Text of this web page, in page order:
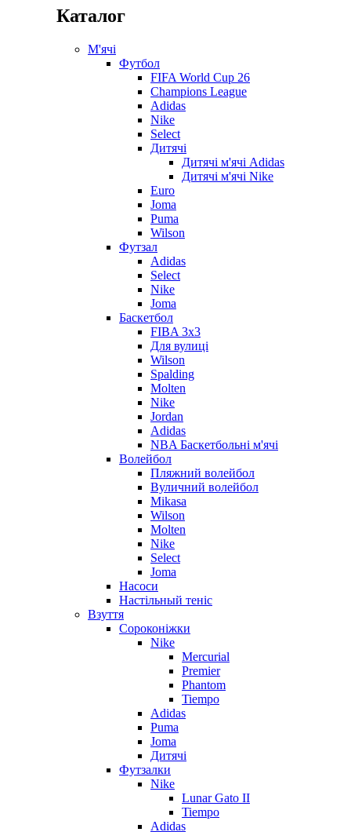
Каталог
М'ячі
Футбол
FIFA World Cup 26
Champions League
Adidas
Nike
Select
Дитячі
Дитячі м'ячі Adidas
Дитячі м'ячі Nike
Euro
Joma
Puma
Wilson
Футзал
Adidas
Select
Nike
Joma
Баскетбол
FIBA 3x3
Для вулиці
Wilson
Spalding
Molten
Nike
Jordan
Adidas
NBA Баскетбольні м'ячі
Волейбол
Пляжний волейбол
Вуличний волейбол
Mikasa
Wilson
Molten
Nike
Select
Joma
Насоси
Настільный теніс
Взуття
Сороконіжки
Nike
Mercurial
Premier
Phantom
Tiempo
Adidas
Puma
Joma
Дитячі
Футзалки
Nike
Lunar Gato II
Tiempo
Adidas